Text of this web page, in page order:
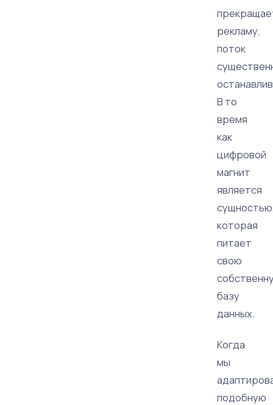
рекламу,
поток
В то
время
как
цифровой
магнит
является
которая
питает
свою
базу
данных.
Когда
мы
подобную